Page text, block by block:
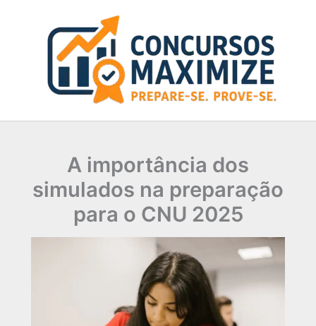
A importância dos
simulados na preparação
para o CNU 2025